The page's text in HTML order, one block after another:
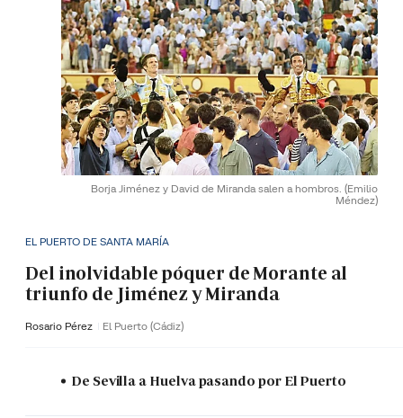
Borja Jiménez y David de Miranda salen a hombros. (Emilio
Méndez)
EL PUERTO DE SANTA MARÍA
Del inolvidable póquer de Morante al
triunfo de Jiménez y Miranda
Rosario Pérez El Puerto (Cádiz)
De Sevilla a Huelva pasando por El Puerto